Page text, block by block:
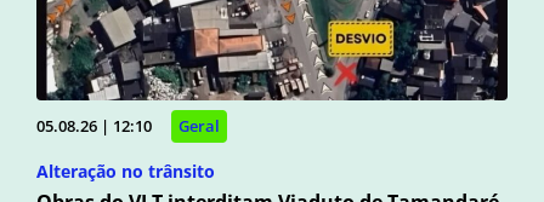
05.08.26 | 12:10 Geral
Alteração no trânsito